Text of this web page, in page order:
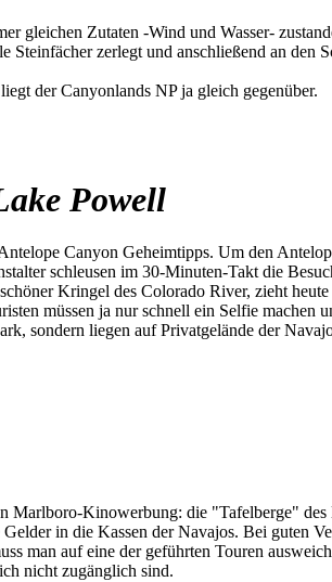
gleichen Zutaten -Wind und Wasser-
zerlegt und anschließend an
der Canyonlands NP ja gleich gegenüber.
Powell
Canyon Geheimtipps. Um den
schleusen im 30-Minuten-Takt die
Kringel des Colorado River, zieht
müssen ja nur schnell ein Selfie machen
sondern liegen auf Privatgelände der
Kinowerbung: die "Tafelberge"
in die Kassen der Navajos. Bei guten
man auf eine der geführten Touren
nicht zugänglich sind.